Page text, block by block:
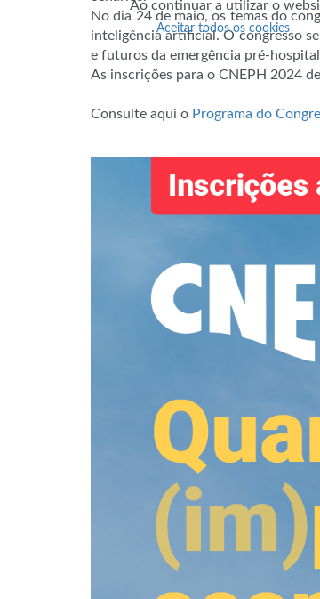
No dia 24 de maio, os temas do
inteligência artificial. O congresso
e futuros da emergência pré-
As inscrições para o CNEPH 2024
Consulte aqui o Programa do
Ao continuar a utilizar o
Aceitar todos os cookies